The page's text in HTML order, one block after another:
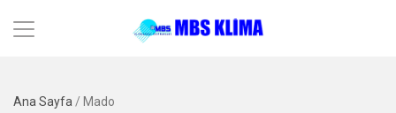
Ana Sayfa/ Mado